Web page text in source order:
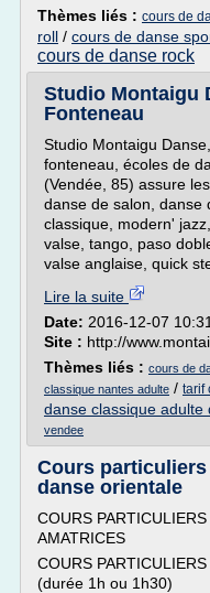
Thèmes liés : cours de
roll / cours de danse
cours de danse rock
Studio Montaigu
Fonteneau
Studio Montaigu
fonteneau, écoles de
(Vendée, 85) assure
danse de salon, danse
classique, modern'
valse, tango, paso
valse anglaise, quick
Lire la suite
Date: 2016-12-07
Site : http://
Thèmes liés : cours de
classique nantes adulte / tarif
danse classique adulte
vendee
Cours particuliers
danse orientale
COURS
AMATRICES
COURS
(durée 1h ou 1h30)